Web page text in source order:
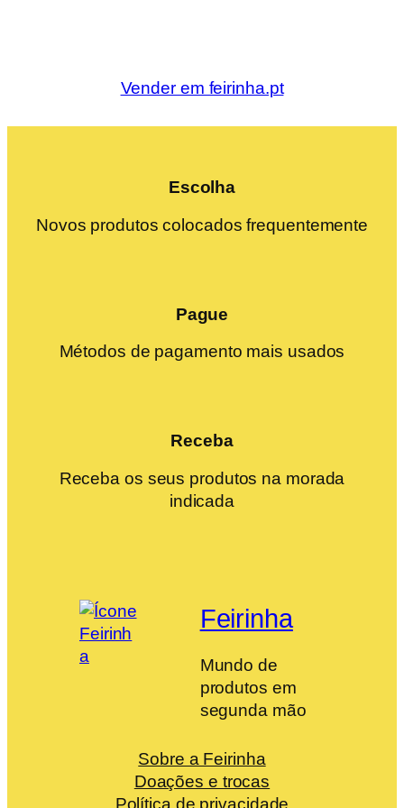
Vender em feirinha.pt
Escolha
Novos produtos colocados frequentemente
Pague
Métodos de pagamento mais usados
Receba
Receba os seus produtos na morada
indicada
Feirinha
Mundo de
produtos em
segunda mão
Sobre a Feirinha
Doações e trocas
Política de privacidade